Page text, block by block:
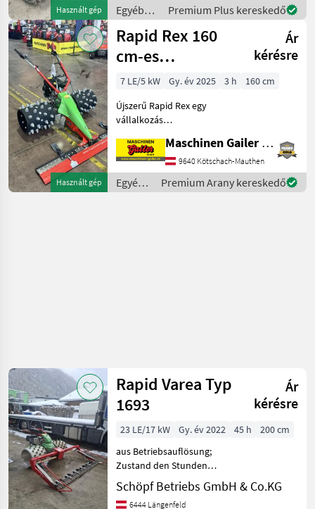
Használt gép
gebraucht Optional auch
Egyéb
mezőgazdasági
erőgépek
/ Rapid
Premium Plus kereskedő
Használt gép
Rapid Rex 160
cm-es
szabadvágókerettel,
újszerű állapotú
Ár
kérésre
7 LE/5 kW Gy. év 2025 3 h
160 cm
Újszerű Rapid Rex egy
vállalkozás
következő felszereltséggel:
* Subaru Robin EX 21
benzinmotor, 7 PS
teljesítménnyel *
Maschinen Gailer GmbH
9640 Kötschach-Mauthen
Egyéb
mezőgazdasági
Premium Arany kereskedő
Rapid Varea Typ
1693
Ár
kérésre
23 LE/17 kW Gy. év 2022 45 h
200 cm
aus Betriebsauflösung;
Zustand den Stunden
entsprechend;
Balkengewichte lose dabei
Schöpf Betriebs GmbH & Co.KG
6444 Längenfeld